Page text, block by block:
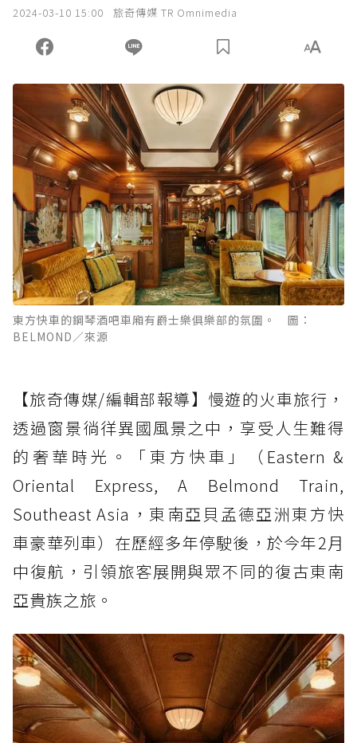
2024-03-10 15:00 旅奇傳媒 TR Omnimedia
東方快車的鋼琴酒吧車廂有爵士樂俱樂部的氛圍。 圖：
BELMOND／來源
【旅奇傳媒/編輯部報導】慢遊的火車旅行，
透過窗景徜徉異國風景之中，享受人生難得
的奢華時光。「東方快車」（Eastern &
Oriental Express, A Belmond Train,
Southeast Asia，東南亞貝孟德亞洲東方快
車豪華列車）在歷經多年停駛後，於今年2月
中復航，引領旅客展開與眾不同的復古東南
亞貴族之旅。